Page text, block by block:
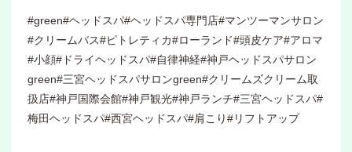
#green#ヘッドスパ#ヘッドスパ専門店#マンツーマンサロン
#クリームバス#ピトレティカ#ローランド#頭皮ケア#アロマ
#小顔#ドライヘッドスパ#自律神経#神戸ヘッドスパサロン
green#三宮ヘッドスパサロンgreen#クリームズクリーム取
扱店#神戸国際会館#神戸観光#神戸ランチ#三宮ヘッドスパ#
梅田ヘッドスパ#西宮ヘッドスパ#肩こり#リフトアップ